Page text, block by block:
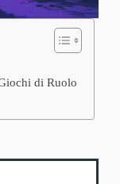
di Ruolo